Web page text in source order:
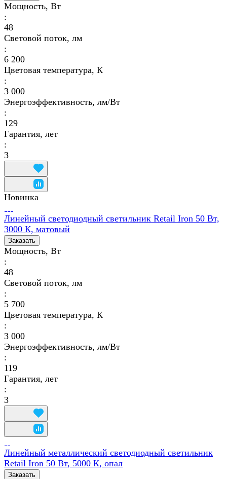
Мощность, Вт
:
48
Световой поток, лм
:
6 200
Цветовая температура, К
:
3 000
Энергоэффективность, лм/Вт
:
129
Гарантия, лет
:
3
Новинка
Линейный светодиодный светильник Retail Iron 50 Вт,
3000 К, матовый
Заказать
Мощность, Вт
:
48
Световой поток, лм
:
5 700
Цветовая температура, К
:
3 000
Энергоэффективность, лм/Вт
:
119
Гарантия, лет
:
3
Линейный металлический светодиодный светильник
Retail Iron 50 Вт, 5000 К, опал
Заказать